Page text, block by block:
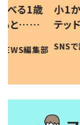
る1歳
…母
現行
編集部
小1か
テッ
食”を
和の親
SNSで話